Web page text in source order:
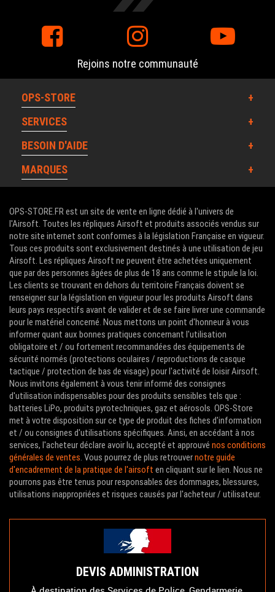
Rejoins notre communauté
OPS-STORE
SERVICES
BESOIN D'AIDE
MARQUES
OPS-STORE.FR est un site de vente en ligne dédié à l'univers de
l'Airsoft. Toutes les répliques Airsoft et produits associés vendus sur
notre site internet sont conformes à la législation Française en vigueur.
Tous ces produits sont exclusivement destinés à une utilisation de jeu
Airsoft. Les répliques Airsoft ne peuvent être achetées uniquement
que par des personnes âgées de plus de 18 ans comme le stipule la loi.
Les clients se trouvant en dehors du territoire Français doivent se
renseigner sur la législation en vigueur pour les produits Airsoft dans
leurs pays respectifs avant de valider et de se faire livrer une commande
pour le matériel concerné. Nous mettons un point d'honneur à vous
informer quant aux bonnes pratiques concernant l'utilisation
obligatoire et / ou fortement recommandées des équipements de
sécurité normés (protections oculaires / reproductions de casque
tactique / protection de bas de visage) pour l'activité de loisir Airsoft.
Nous invitons également à vous tenir informé des consignes
d'utilisation indispensables pour des produits sensibles tels que :
batteries LiPo, produits pyrotechniques, gaz et aérosols. OPS-Store
met à votre disposition sur ce type de produit des fiches d'information
et / ou consignes d'utilisations spécifiques. Ainsi, en accédant à nos
services, l'acheteur déclare avoir lu, accepté et approuvé nos conditions
générales de ventes. Vous pourrez de plus retrouvernotre guide
d'encadrement de la pratique de l'airsoft en cliquant sur le lien. Nous ne
pourrons pas être tenus pour responsables des dommages, blessures,
utilisations inappropriées et risques causés par l'acheteur / utilisateur.
DEVIS ADMINISTRATION